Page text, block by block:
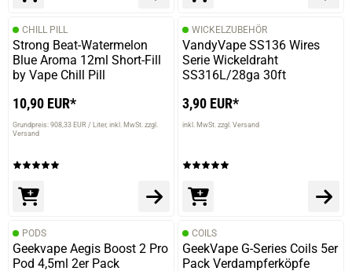
29.10.2019 — via
Trustedshops.de
Eppel T.
verifizierter Onlinekauf.
29.10.2019 — via
Trustedshops.de
twisted halt... Muss man da noch was zu sagen
CHILL PILL
Strong Beat-Watermelon
Blue Aroma 12ml Short-Fill
by Vape Chill Pill
10,90 EUR*
Grundpreis: 908,33 EUR / Liter inkl. MwSt. zzgl.
Versand
WICKELZUBEHÖR
VandyVape SS136 Wires
Serie Wickeldraht
SS316L/28ga 30ft
3,90 EUR*
inkl. MwSt. zzgl. Versand
PODS
Geekvape Aegis Boost 2 Pro
Pod 4,5ml 2er Pack
COILS
GeekVape G-Series Coils 5er
Pack Verdampferköpfe